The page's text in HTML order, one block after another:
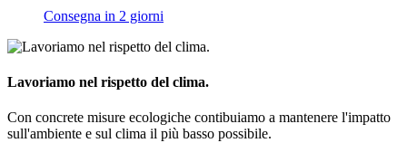
Consegna in 2 giorni
Lavoriamo nel rispetto del clima.
Con concrete misure ecologiche contibuiamo a mantenere l'impatto
sull'ambiente e sul clima il più basso possibile.